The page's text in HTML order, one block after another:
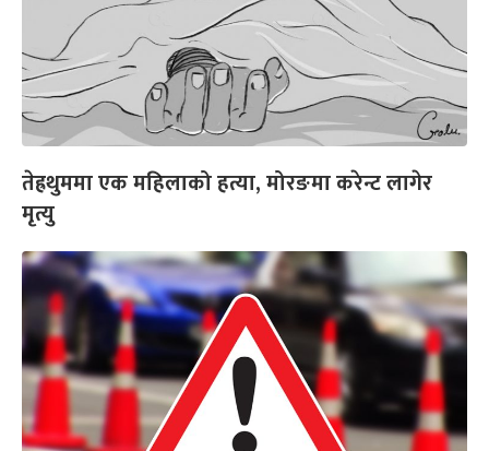
तेह्रथुममा एक महिलाको हत्या, मोरङमा करेन्ट लागेर
मृत्यु